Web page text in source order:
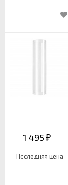
1 495 ₽
Последняя цена